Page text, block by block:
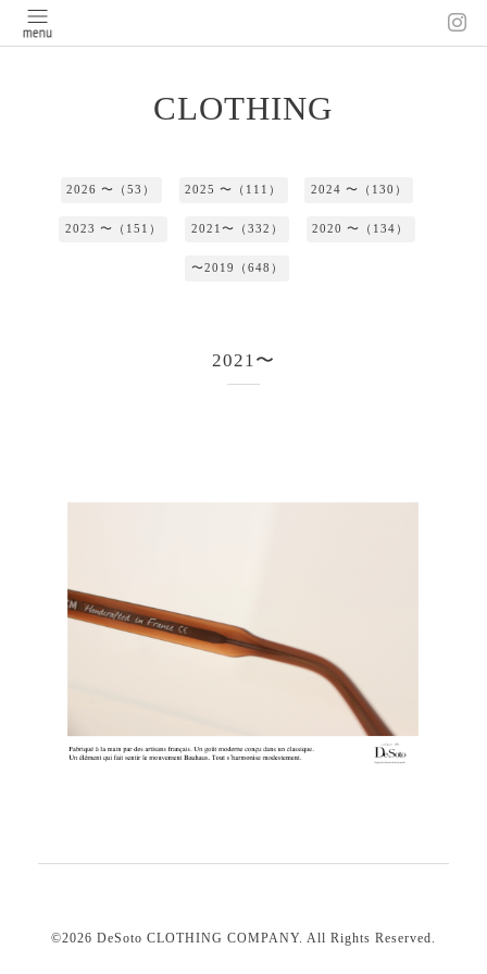
CLOTHING
2026 〜（53） 2025 〜（111） 2024 〜（130）
2023 〜（151） 2021〜（332） 2020 〜（134）
〜2019（648）
2021〜
©2026 DeSoto CLOTHING COMPANY. All Rights Reserved.